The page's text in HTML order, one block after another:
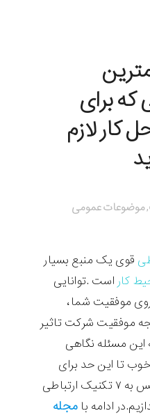
که برای
کار لازم
,موضوعات عمومی
قوی یک منبع بسیار
کار است .توانایی
موفقیت شما،
موفقیت شرکت تاثیر
این مسئله نگاهی
خوب تا این حد برای
محیط کار مهم است سپس به ۷ تکنیک ارتباطی
ادامه با مجله